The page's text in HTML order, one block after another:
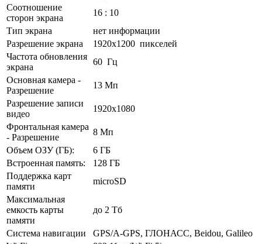
Соотношение
сторон экрана
16 : 10
Тип экрана
нет информации
Разрешение экрана
1920х1200 пикселей
Частота обновления
экрана
60 Гц
Основная камера -
Разрешение
13 Мп
Разрешение записи
видео
1920x1080
Фронтальная камера
- Разрешение
8 Мп
Объем ОЗУ (ГБ):
6 ГБ
Встроенная память:
128 ГБ
Поддержка карт
памяти
microSD
Максимальная
емкость карты
памяти
до 2 Тб
Система навигации
GPS/A-GPS, ГЛОНАСС, Beidou, Galileo